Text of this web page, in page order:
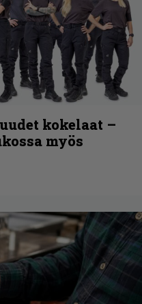
kokelaat –
myös